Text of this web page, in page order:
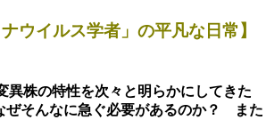
ウイルス学者」の平凡な日常】
異株の特性を次々と明らかにしてきた
ぜそんなに急ぐ必要があるのか？ また